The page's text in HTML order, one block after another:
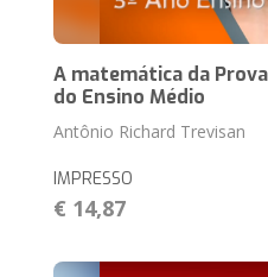
A matemática da
do Ensino Médio
Antônio Richard Trevisan
IMPRESSO
€ 14,87